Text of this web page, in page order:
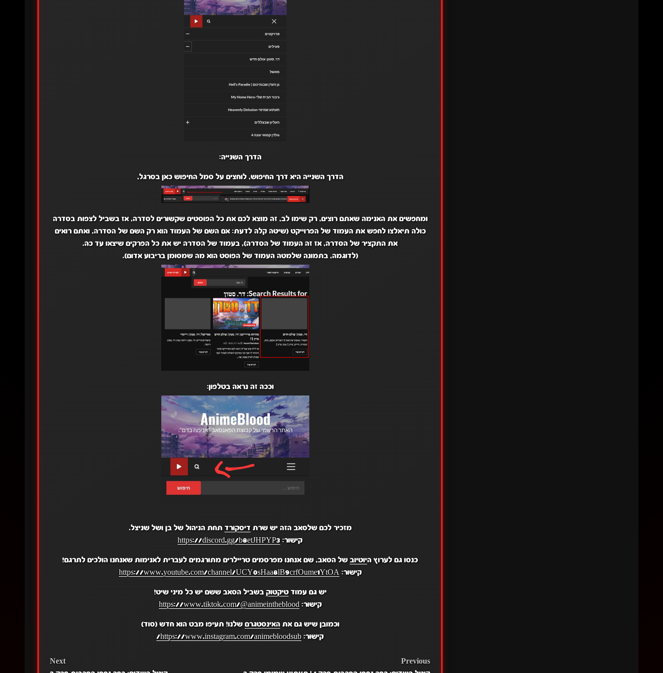
הדרך השנייה:
הדרך השנייה היא דרך החיפוש, לוחצים על סמל החיפוש כאן בסרגל,
ומחפשים את האנימה שאתם רוצים, רק שימו לב, זה מוצא לכם את כל הפוסטים שקשורים לסדרה, אז בשביל לצפות בסדרה
כולה תיאלצו לחפש את העמוד של הפרוייקט (שיטה קלה לדעת: אם השם של העמוד הוא רק השם של הסדרה, ואתם רואים
את התקציר של הסדרה, אז זה העמוד של הסדרה), בעמוד של הסדרה יש את כל הפרקים שיצאו עד כה.
(לדוגמה, בתמונה שלמטה העמוד של הפוסט הוא מה שמסומן בריבוע אדום).
וככה זה נראה בטלפון:
מזכיר לכם שלסאב הזה יש שרת דיסקורד תחת הניהול של בן ושל שניצל.
קישור: https://discord.gg/b8etJHPYP3
כנסו גם לערוץ היוטיובשל הסאב, שם אנחנו מפרסמים טריילרים מתורגמים לעברית לאנימות שאנחנו הולכים לתרגם!
קישור: https://www.youtube.com/channel/UCY0sHaa8lB9crfOume1YtOA
יש גם עמודטיקטוק בשביל הסאב ששם יש כל מיני שיט!
קישור: https://www.tiktok.com/@animeintheblood
וכמובן שיש גם אתהאינסטגרם שלנו! תעיפו מבט הוא חדש (סוד)
קישור: https://www.instagram.com/animebloodsub/
POST
Previous
Next